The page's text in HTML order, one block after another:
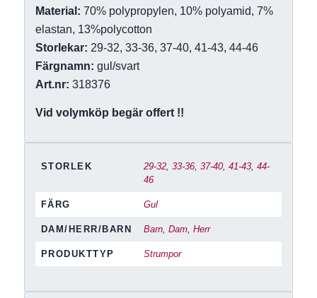
Material: 70% polypropylen, 10% polyamid, 7%
elastan, 13%polycotton
Storlekar: 29-32, 33-36, 37-40, 41-43, 44-46
Färgnamn: gul/svart
Art.nr: 318376
Vid volymköp begär offert !!
STORLEK 29-32, 33-36, 37-40, 41-43, 44-
46
FÄRG Gul
DAM/HERR/BARN Barn, Dam, Herr
PRODUKTTYP Strumpor